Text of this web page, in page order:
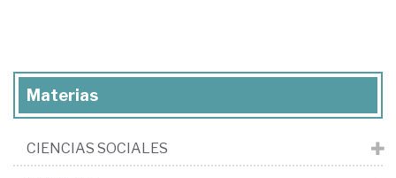
Materias
CIENCIAS SOCIALES